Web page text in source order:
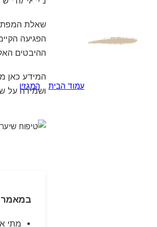
עמוד הבית »המגזין
שאלת
הפגיעה
ההיבטים
המידע כאן
ושמירה על
במאמר
מתי